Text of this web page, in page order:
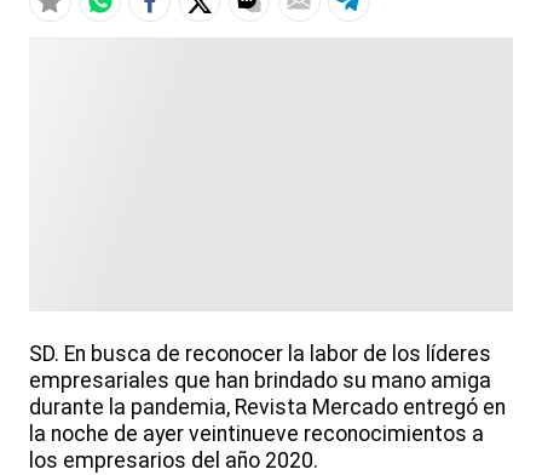
SD. En busca de reconocer la labor de los líderes
empresariales que han brindado su mano amiga
durante la pandemia, Revista Mercado entregó en
la noche de ayer veintinueve reconocimientos a
los empresarios del año 2020.